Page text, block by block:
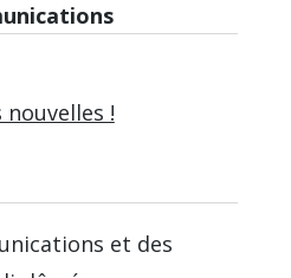
nouvelles !
et des